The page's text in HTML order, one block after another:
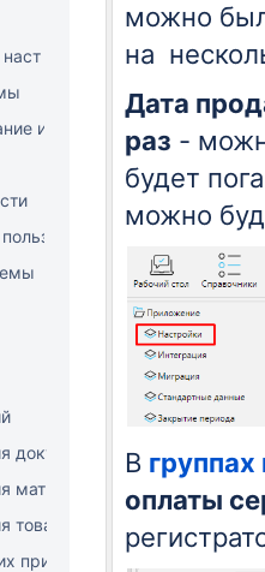
и восстановление базы
документов
матриц
товаров
приложений
можно
на
Дата
раз -
будет
можно
В группах
оплаты